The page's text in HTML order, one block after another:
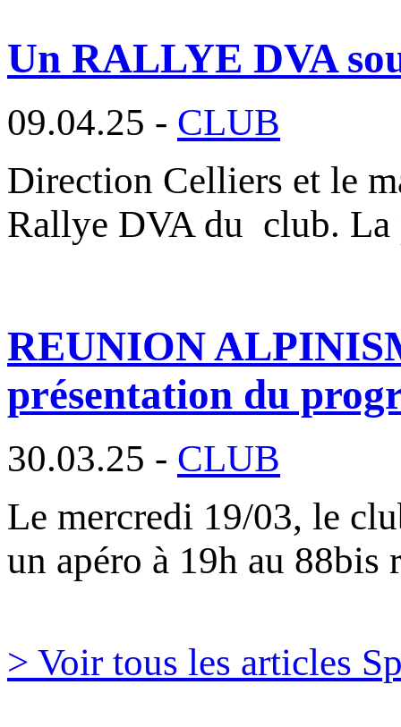
Un RALLYE DVA
09.04.25 - CLUB
Direction Celliers et le
Rallye DVA du club.
REUNION
présentation du
30.03.25 - CLUB
Le mercredi 19/03, le
un apéro à 19h au 88bis
> Voir tous les articles